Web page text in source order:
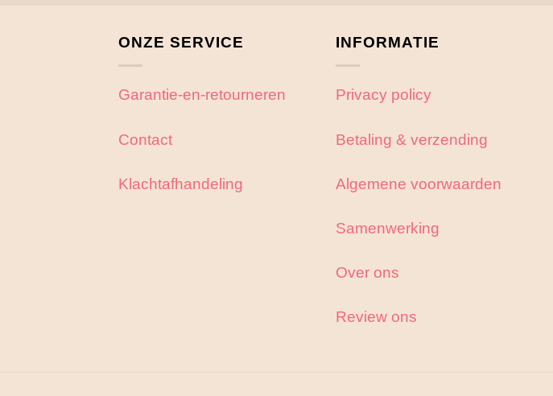
ONZE SERVICE
Garantie-en-retourneren
Contact
Klachtafhandeling
INFORMATIE
Privacy policy
Betaling & verzending
Algemene voorwaarden
Samenwerking
Over ons
Review ons